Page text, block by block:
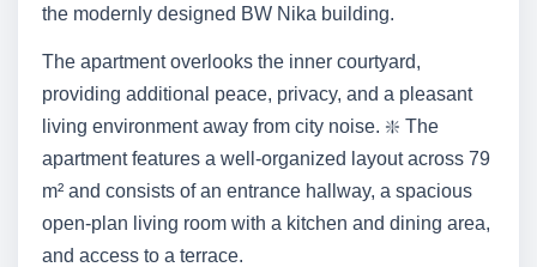
the modernly designed BW Nika building.
The apartment overlooks the inner courtyard,
providing additional peace, privacy, and a pleasant
living environment away from city noise. ❇️ The
apartment features a well-organized layout across 79
m² and consists of an entrance hallway, a spacious
open-plan living room with a kitchen and dining area,
and access to a terrace.